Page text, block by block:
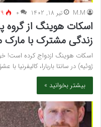
M.M تیر 18, 1402 ۰
اسکات هوینگ از
زندگی مشترک با مارک
ژوئیه) در سانتا باربارا، کالیفرنیا
بیشتر بخوانید »